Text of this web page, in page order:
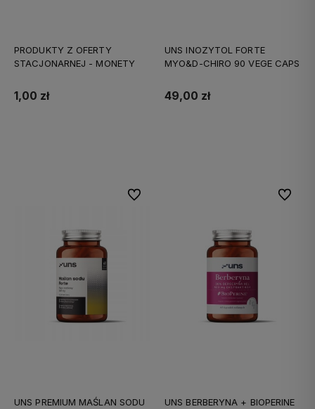
PRODUKTY Z OFERTY
STACJONARNEJ - MONETY
1,00 zł
UNS INOZYTOL FORTE
MYO&D-CHIRO 90 VEGE CAPS
49,00 zł
UNS PREMIUM MAŚLAN SODU
Do ulubionych
UNS BERBERYNA + BIOPERINE
Do